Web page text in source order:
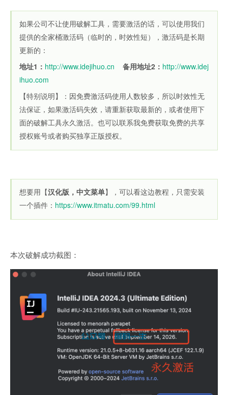
如果公司不让使用破解工具，需要激活的话，可以使用我们
提供的全家桶激活码（临时的，时效性短），激活码是长期
更新的：
地址1： http://www.idejihuo.cn 备用地址2： http://www.idej
ihuo.com
【特别说明】：因免费激活码使用人数较多，所以时效性无
法保证，如果激活码失效，请重新获取最新的，或者使用下
面的破解工具永久激活。也可以联系我免费获取免费的共享
授权账号或者购买独享正版授权。
想要用【汉化版，中文菜单】，可以看这边教程，只需安装
一个插件： https://www.itmatu.com/99.html
本次破解成功截图：